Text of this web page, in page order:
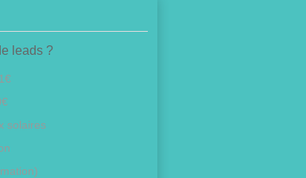
leads ?
solaires